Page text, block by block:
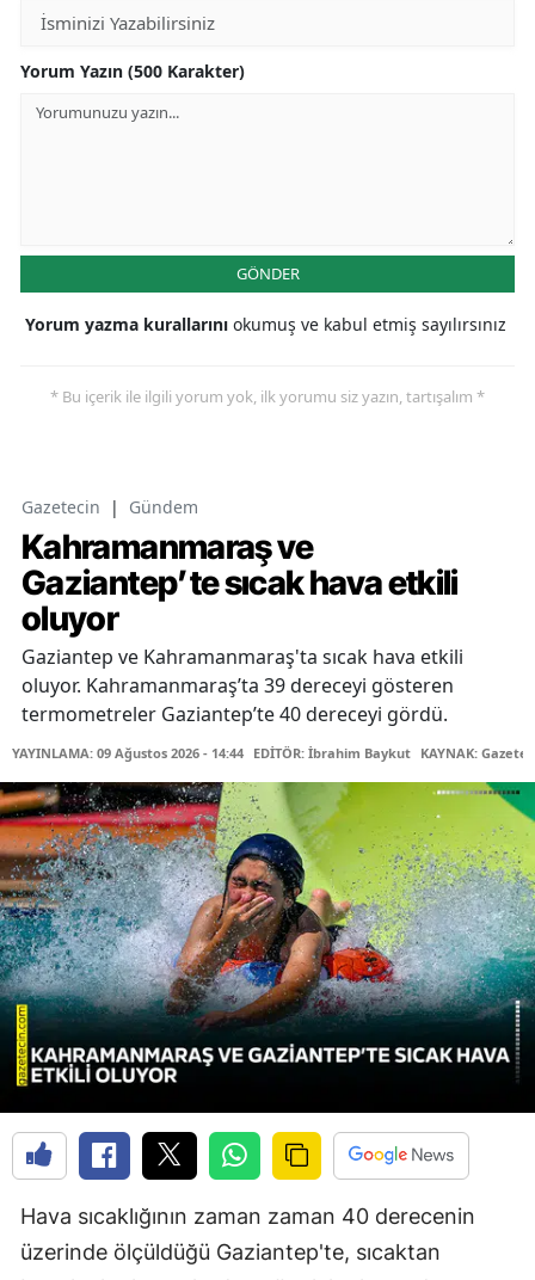
Yorum Yazın (500 Karakter)
GÖNDER
Yorum yazma kurallarını okumuş ve kabul etmiş sayılırsınız
* Bu içerik ile ilgili yorum yok, ilk yorumu siz yazın, tartışalım *
Gazetecin | Gündem
Kahramanmaraş ve
Gaziantep’te sıcak hava etkili
oluyor
Gaziantep ve Kahramanmaraş'ta sıcak hava etkili
oluyor. Kahramanmaraş’ta 39 dereceyi gösteren
termometreler Gaziantep’te 40 dereceyi gördü.
YAYINLAMA: 09 Ağustos 2026 - 14:44 EDİTÖR: İbrahim Baykut KAYNAK:
Hava sıcaklığının zaman zaman 40 derecenin
üzerinde ölçüldüğü Gaziantep'te, sıcaktan